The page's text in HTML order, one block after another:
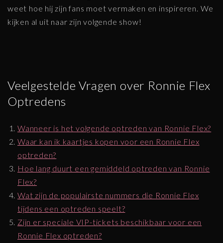
weet hoe hij zijn fans moet vermaken en inspireren. We
kijken al uit naar zijn volgende show!
Veelgestelde Vragen over Ronnie Flex
Optredens
Wanneer is het volgende optreden van Ronnie Flex?
Waar kan ik kaartjes kopen voor een Ronnie Flex
optreden?
Hoe lang duurt een gemiddeld optreden van Ronnie
Flex?
Wat zijn de populairste nummers die Ronnie Flex
tijdens een optreden speelt?
Zijn er speciale VIP-tickets beschikbaar voor een
Ronnie Flex optreden?